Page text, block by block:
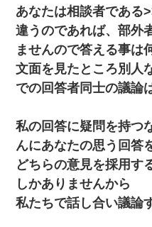
あなたは相談者である
違うのであれば、部外
ませんので答える事は
文面を見たところ別人
での回答者同士の議論
私の回答に疑問を持つ
んにあなたの思う回答
どちらの意見を採用す
しかありませんから
私たちで話し合い議論